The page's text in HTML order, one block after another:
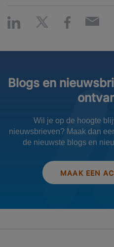
Blogs en
Wil je op de hoogte
nieuwsbrieven? Maak dan
de nieuwste blogs en
MAAK EEN